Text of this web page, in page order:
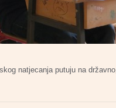
natjecanja putuju na